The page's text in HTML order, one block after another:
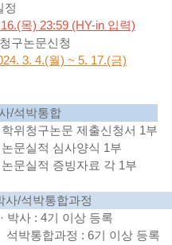
정
목) 23:59 (HY-in 입력)
구논문신청
3. 4.(월) ~ 5. 17.(금)
/석박통합
위청구논문 제출신청서 1부
문실적 심사양식 1부
문실적 증빙자료 각 1부
사/석박통합과정
· 박사 : 4기 이상 등록
석박통합과정 : 6기 이상 등록